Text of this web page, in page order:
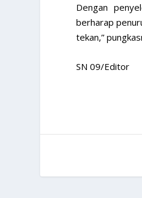
Dengan
berharap
tekan,”
SN 09/Editor